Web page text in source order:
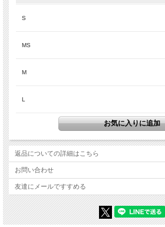
S
MS
M
L
返品についての詳細はこちら
お問い合わせ
友達にメールですすめる